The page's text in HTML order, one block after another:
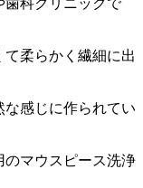
柔らかく繊細に出
感じに作られてい
のマウスピース洗浄